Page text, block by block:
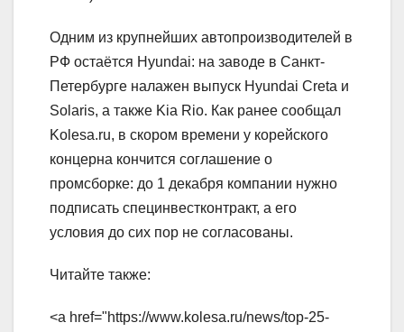
Одним из крупнейших автопроизводителей в
РФ остаётся Hyundai: на заводе в Санкт-
Петербурге налажен выпуск Hyundai Creta и
Solaris, а также Kia Rio. Как ранее сообщал
Kolesa.ru, в скором времени у корейского
концерна кончится соглашение о
промсборке: до 1 декабря компании нужно
подписать специнвестконтракт, а его
условия до сих пор не согласованы.
Читайте также:
<a href="https://www.kolesa.ru/news/top-25-